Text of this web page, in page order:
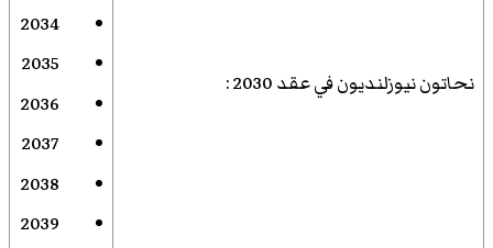
نحاتون نيوزلنديون في عقد 2030 :
2034
2035
2036
2037
2038
2039